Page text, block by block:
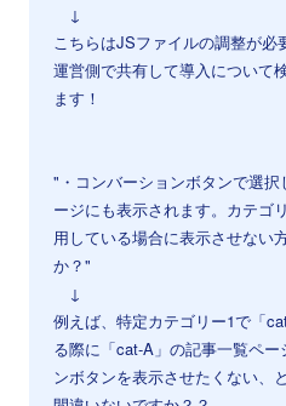
↓
こちらはJSファイルの調整が必
運営側で共有して導入について
ます！
"・コンバーションボタンで選
ージにも表示されます。カテゴ
用している場合に表示させない
か？"
↓
例えば、特定カテゴリー1で「
る際に「cat-A」の記事一覧ペー
ンボタンを表示させたくない、